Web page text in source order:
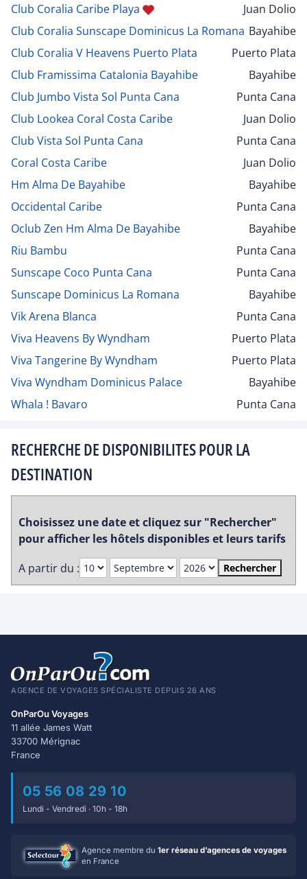
Club Coralia Caribe Playa
Juan Dolio
Club Coralia Sunscape Dominicus La Romana Bayahibe
Club Coralia V Heavens Puerto Plata
Puerto Plata
Club Framissima Catalonia Bayahibe
Bayahibe
Club Jumbo Vista Sol Punta Cana
Punta Cana
Club Lookea Coral Costa Caribe
Juan Dolio
Club Vista Sol Punta Cana
Punta Cana
Coral Costa Caribe
Juan Dolio
Hm Alma De Bayahibe
Bayahibe
Occidental Caribe
Punta Cana
Oclub Zen Hm Alma De Bayahibe
Bayahibe
Riu Bambu
Punta Cana
Sunscape Coco Punta Cana
Punta Cana
Sunscape Dominicus La Romana
Bayahibe
Vik Arena Blanca
Punta Cana
Viva Heavens By Wyndham
Puerto Plata
Viva Tangerine By Wyndham
Puerto Plata
Viva Wyndham Dominicus Palace
Bayahibe
Whala ! Bavaro
Punta Cana
RECHERCHE DE DISPONIBILITES POUR LA
DESTINATION
Choisissez une date et cliquez sur "Rechercher"
pour afficher les hôtels disponibles et leurs tarifs
A partir du :
Rechercher
AGENCE DE VOYAGES SPÉCIALISTE DEPUIS 26 ANS
OnParOu Voyages
11 allée James Watt
33700 Mérignac
France
05 56 08 29 10
Lundi - Vendredi · 10h - 18h
Agence membre du 1er réseau d’agences de voyages
en France